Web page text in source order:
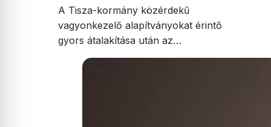
A Tisza-kormány közérdekű
vagyonkezelő alapítványokat érintő
gyors átalakítása után az…